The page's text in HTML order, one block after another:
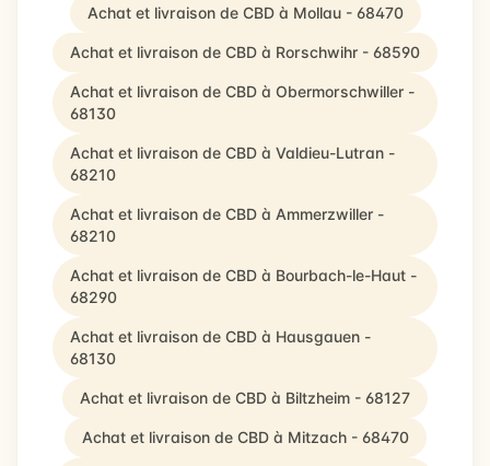
Achat et livraison de CBD à Mollau - 68470
Achat et livraison de CBD à Rorschwihr - 68590
Achat et livraison de CBD à Obermorschwiller -
68130
Achat et livraison de CBD à Valdieu-Lutran -
68210
Achat et livraison de CBD à Ammerzwiller -
68210
Achat et livraison de CBD à Bourbach-le-Haut -
68290
Achat et livraison de CBD à Hausgauen -
68130
Achat et livraison de CBD à Biltzheim - 68127
Achat et livraison de CBD à Mitzach - 68470